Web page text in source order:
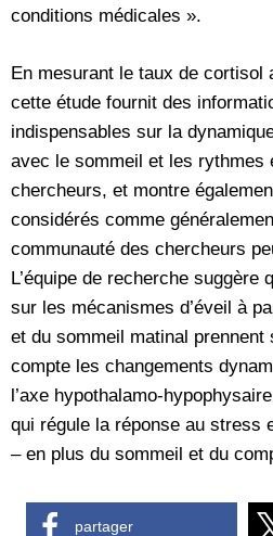
conditions médicales ».
En mesurant le taux de cortisol
cette étude fournit des
indispensables sur la
avec le sommeil et les rythmes
chercheurs, et montre
considérés comme
communauté des chercheurs
L’équipe de recherche suggère
sur les mécanismes d’éveil à
et du sommeil matinal prennent
compte les changements
l’axe hypothalamo-
qui régule la réponse au stress
– en plus du sommeil et du
partager